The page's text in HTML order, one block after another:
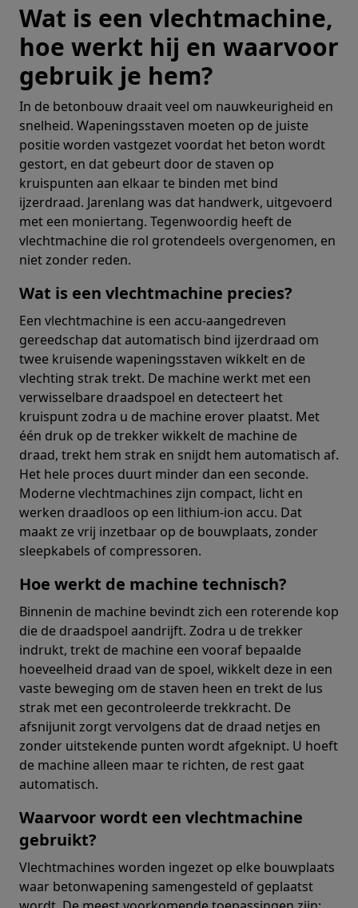
Wat is een vlechtmachine,
hoe werkt hij en waarvoor
gebruik je hem?
In de betonbouw draait veel om nauwkeurigheid en
snelheid. Wapeningsstaven moeten op de juiste
positie worden vastgezet voordat het beton wordt
gestort, en dat gebeurt door de staven op
kruispunten aan elkaar te binden met bind
ijzerdraad. Jarenlang was dat handwerk, uitgevoerd
met een moniertang. Tegenwoordig heeft de
vlechtmachine die rol grotendeels overgenomen, en
niet zonder reden.
Wat is een vlechtmachine precies?
Een vlechtmachine is een accu-aangedreven
gereedschap dat automatisch bind ijzerdraad om
twee kruisende wapeningsstaven wikkelt en de
vlechting strak trekt. De machine werkt met een
verwisselbare draadspoel en detecteert het
kruispunt zodra u de machine erover plaatst. Met
één druk op de trekker wikkelt de machine de
draad, trekt hem strak en snijdt hem automatisch af.
Het hele proces duurt minder dan een seconde.
Moderne vlechtmachines zijn compact, licht en
werken draadloos op een lithium-ion accu. Dat
maakt ze vrij inzetbaar op de bouwplaats, zonder
sleepkabels of compressoren.
Hoe werkt de machine technisch?
Binnenin de machine bevindt zich een roterende kop
die de draadspoel aandrijft. Zodra u de trekker
indrukt, trekt de machine een vooraf bepaalde
hoeveelheid draad van de spoel, wikkelt deze in een
vaste beweging om de staven heen en trekt de lus
strak met een gecontroleerde trekkracht. De
afsnijunit zorgt vervolgens dat de draad netjes en
zonder uitstekende punten wordt afgeknipt. U hoeft
de machine alleen maar te richten, de rest gaat
automatisch.
Waarvoor wordt een vlechtmachine
gebruikt?
Vlechtmachines worden ingezet op elke bouwplaats
waar betonwapening samengesteld of geplaatst